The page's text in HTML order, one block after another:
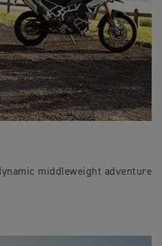
middleweight adventure